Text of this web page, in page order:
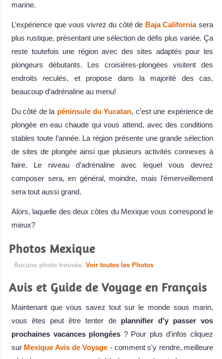
marine.
L’expérience que vous vivrez du côté de Baja California sera
plus rustique, présentant une sélection de défis plus variée. Ça
reste toutefois une région avec des sites adaptés pour les
plongeurs débutants. Les croisières-plongées visitent des
endroits reculés, et propose dans la majorité des cas,
beaucoup d’adrénaline au menu!
Du côté de la péninsule du Yucatan, c’est une expérience de
plongée en eau chaude qui vous attend, avec des conditions
stables toute l’année. La région présente une grande sélection
de sites de plongée ainsi que plusieurs activités connexes à
faire. Le niveau d’adrénaline avec lequel vous devrez
composer sera, en général, moindre, mais l’émerveillement
sera tout aussi grand.
Alors, laquelle des deux côtes du Mexique vous correspond le
mieux?
Photos Mexique
Aucune photo trouvée. Voir toutes les Photos
Avis et Guide de Voyage en Français
Maintenant que vous savez tout sur le monde sous marin,
vous êtes peut être tenter de plannifier d'y passer vos
prochaines vacances plongées ? Pour plus d'infos cliquez
sur Mexique Avis de Voyage - comment s'y rendre, meilleure